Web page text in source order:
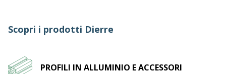
Il gruppo
Scopri i prodotti Dierre
PROFILI IN ALLUMINIO E ACCESSORI